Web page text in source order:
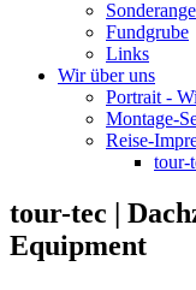
Fundgrube
Links
Wir über uns
Portrait -
Montage-
Reise-
tour-
tour-tec |
Equipment